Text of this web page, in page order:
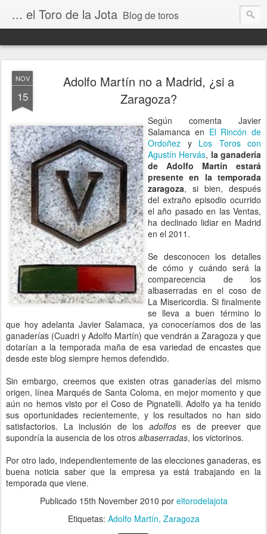
... el Toro de la Jota Blog de toros
NOV
15
Adolfo Martín no a Madrid, ¿si a
Zaragoza?
Según comenta Javier
Salamanca en El Rincón de
Ordoñez y Los Toros con
Agustín Hervás, la ganadería
de Adolfo Martín estará
presente en la temporada
zaragoza, si bien, después
del extraño episodio ocurrido
el año pasado en las Ventas,
ha declinado lidiar en Madrid
en el 2011.
Se desconocen los detalles
de cómo y cuándo será la
comparecencia de los
albaserradas en el coso de
La Misericordia. Si finalmente
se lleva a buen término lo
que hoy adelanta Javier Salamaca, ya conoceríamos dos de las
ganaderías (Cuadri y Adolfo Martín) que vendrán a Zaragoza y que
dotarían a la temporada maña de esa variedad de encastes que
desde este blog siempre hemos defendido.
Sin embargo, creemos que existen otras ganaderías del mismo
origen, línea Marqués de Santa Coloma, en mejor momento y que
aún no hemos visto por el Coso de Pignatelli. Adolfo ya ha tenido
sus oportunidades recientemente, y los resultados no han sido
satisfactorios. La inclusión de los adolfoses de preever que
supondría la ausencia de los otros albaserradas, los victorinos.
Por otro lado, independientemente de las elecciones ganaderas, es
buena noticia saber que la empresa ya está trabajando en la
temporada que viene.
Publicado 15th November 2010 por eltorodelajota
Etiquetas: Adolfo Martín Zaragoza